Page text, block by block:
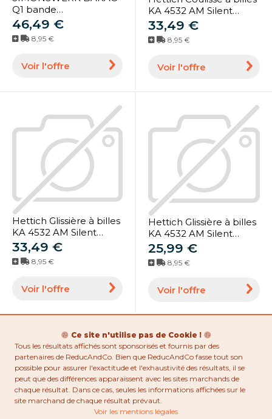
Q1 bande
d'encastrement 80,80
mm, DL galvanisée (5
130621 2 01006)
46,49 €
8,95 €
Voir l'offre
KA 4532 AM Silent
System, largeur
d'encastrement 12,7
mm, longueur 500 mm
33,49 €
8,95 €
Voir l'offre
Hettich Glissière à billes
KA 4532 AM Silent
System, largeur
d'encastrement 12,7
mm, longueur 450 mm
33,49 €
8,95 €
Voir l'offre
Hettich Glissière à billes
KA 4532 AM Silent
System, largeur
d'encastrement 12,7
mm, longueur 300 mm
25,99 €
8,95 €
Voir l'offre
Ce site n'utilise pas de Cookie !
Tous les résultats affichés sont sponsorisés et fournis par des
partenaires de ReducAndCo. Bien que ReducAndCo fasse tout son
possible pour assurer l'exactitude et l'exhaustivité des résultats, il se
peut que des différences apparaissent avec les sites marchands de
chaque résultat. Dans ce cas, seules les informations affichées sur le
site marchand de chaque résultat prévaut.
Voir les mentions légales